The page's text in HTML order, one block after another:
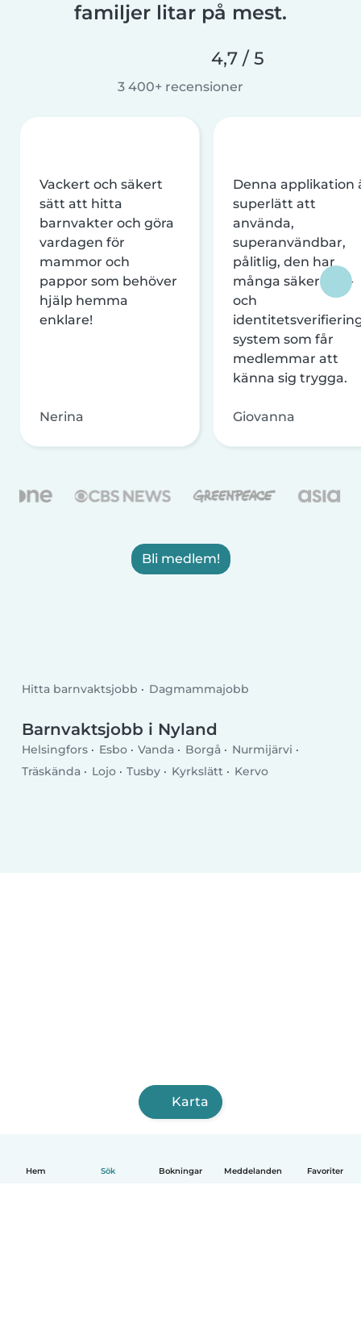
Hem Sök Bokningar Meddelanden Favoriter
familjer litar på mest.
4,7 / 5
3 400+ recensioner
Vackert och säkert
sätt att hitta
barnvakter och göra
vardagen för
mammor och
pappor som behöver
hjälp hemma
enklare!
Nerina
Denna applikation
superlätt att
använda,
superanvändbar,
pålitlig, den har
många säkerhets-
och
system som får
medlemmar att
känna sig trygga.
Giovanna
Bli medlem!
Hitta barnvaktsjobb Dagmammajobb
Barnvaktsjobb i Nyland
Helsingfors Esbo Vanda Borgå
Nurmijärvi
Träskända
Lojo Tusby Kyrkslätt Kervo
Karta